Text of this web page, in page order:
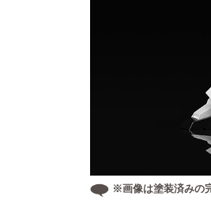
※画像は塗装済みの